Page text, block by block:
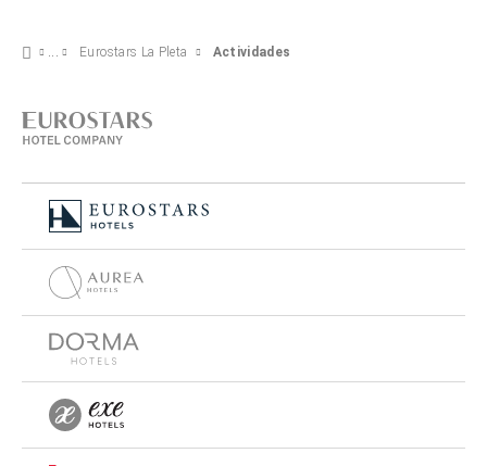
Eurostars La Pleta Actividades